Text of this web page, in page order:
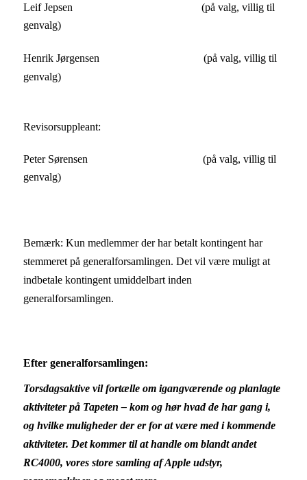
Leif Jepsen (på valg, villig til
genvalg)
Henrik Jørgensen (på valg, villig til
genvalg)
Revisorsuppleant:
Peter Sørensen (på valg, villig til
genvalg)
Bemærk: Kun medlemmer der har betalt kontingent har
stemmeret på generalforsamlingen. Det vil være muligt at
indbetale kontingent umiddelbart inden
generalforsamlingen.
Efter generalforsamlingen:
Torsdagsaktive vil fortælle om igangværende og planlagte
aktiviteter på Tapeten – kom og hør hvad de har gang i,
og hvilke muligheder der er for at være med i kommende
aktiviteter. Det kommer til at handle om blandt andet
RC4000, vores store samling af Apple udstyr,